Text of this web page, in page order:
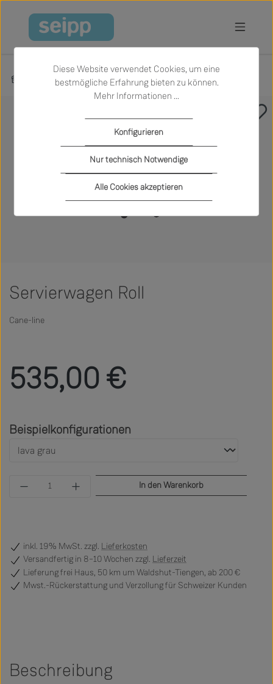
Zum Hauptinhalt springen
Produkte Wohnen Servierwagen
Servierwagen Roll
Cane-line
535,00 €
Beispielkonfigurationen
Produkt Anzahl: Gib den gewünschten Wert
In den Warenkorb
inkl. 19% MwSt. zzgl. Lieferkosten
Versandfertig in 8–10 Wochen zzgl. Lieferzeit
Lieferung frei Haus, 50 km um Waldshut-Tiengen, ab 200 €
Mwst.-Rückerstattung und Verzollung für Schweizer Kunden
Beschreibung
Diese Website verwendet Cookies, um eine
bestmögliche Erfahrung bieten zu können.
Mehr Informationen ...
Nur technisch Notwendige
Konfigurieren
Alle Cookies akzeptieren